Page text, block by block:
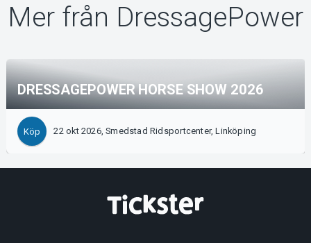
Mer från DressagePower
DRESSAGEPOWER HORSE SHOW 2026
Köp 22 okt 2026, Smedstad Ridsportcenter, Linköping